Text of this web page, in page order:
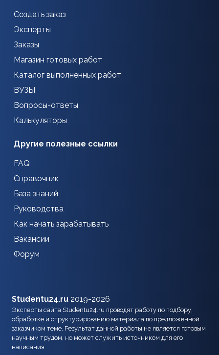
Создать заказ
Эксперты
Заказы
Магазин готовых работ
Каталог выполненных работ
ВУЗЫ
Вопросы-ответы
Калькуляторы
Другие полезные ссылки
FAQ
Справочник
База знаний
Руководства
Как начать зарабатывать
Вакансии
Форум
Studentu24.ru 2019-2026
Эксперты сайта Studentu24.ru проводят работу по подбору,
обработке и структурированию материала по предложенной
заказчиком теме. Результат данной работы не является готовым
научным трудом, но может служить источником для его
написания.